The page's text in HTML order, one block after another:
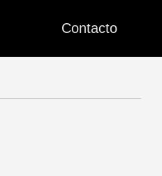
Contacto